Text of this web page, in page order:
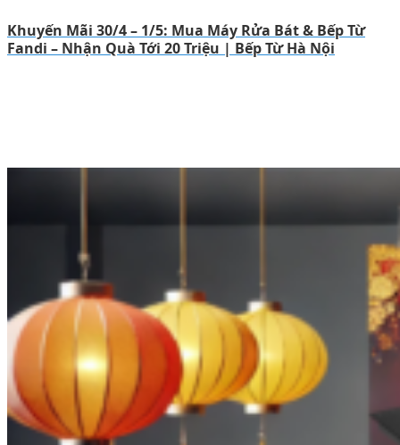
Khuyến Mãi 30/4 – 1/5: Mua Máy Rửa Bát & Bếp Từ
Fandi – Nhận Quà Tới 20 Triệu | Bếp Từ Hà Nội